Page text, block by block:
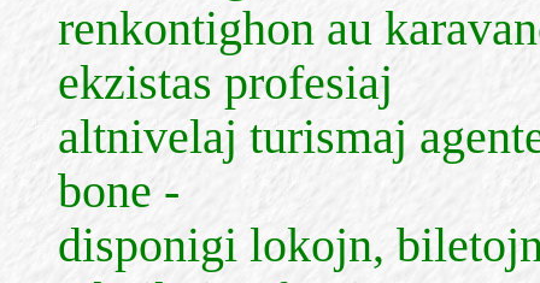
renkontighon au
ekzistas profesiaj
altnivelaj turismaj
bone -
disponigi lokojn,